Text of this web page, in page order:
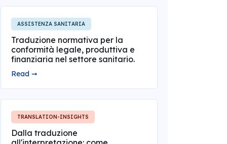
ASSISTENZA SANITARIA
Traduzione normativa per la
conformità legale, produttiva e
finanziaria nel settore sanitario.
Read ➞
TRANSLATION-INSIGHTS
Dalla traduzione